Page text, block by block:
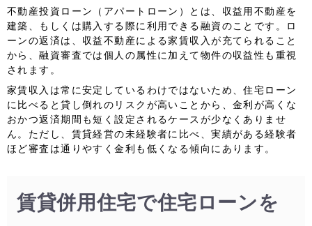
不動産投資ローン（アパートローン）とは、収益用不動産を
建築、もしくは購入する際に利用できる融資のことです。ロ
ーンの返済は、収益不動産による家賃収入が充てられること
から、融資審査では個人の属性に加えて物件の収益性も重視
されます。
家賃収入は常に安定しているわけではないため、住宅ローン
に比べると貸し倒れのリスクが高いことから、金利が高くな
おかつ返済期間も短く設定されるケースが少なくありませ
ん。 ただし、賃貸経営の未経験者に比べ、実績がある経験者
ほど審査は通りやすく金利も低くなる傾向にあります。
賃貸併用住宅で住宅ローンを